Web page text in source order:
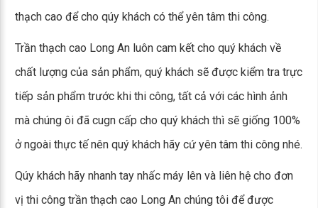
thạch cao để cho qúy khách có thể yên tâm thi công.
Trần thạch cao Long An luôn cam kết cho quý khách về
chất lượng của sản phẩm, quý khách sẽ được kiểm tra trực
tiếp sản phẩm trước khi thi công, tất cả với các hình ảnh
mà chúng ôi đã cugn cấp cho quý khách thì sẽ giống 100%
ở ngoài thực tế nên quý khách hãy cứ yên tâm thi công nhé.
Qúy khách hãy nhanh tay nhấc máy lên và liên hệ cho đơn
vị thi công trần thạch cao Long An chúng tôi để được